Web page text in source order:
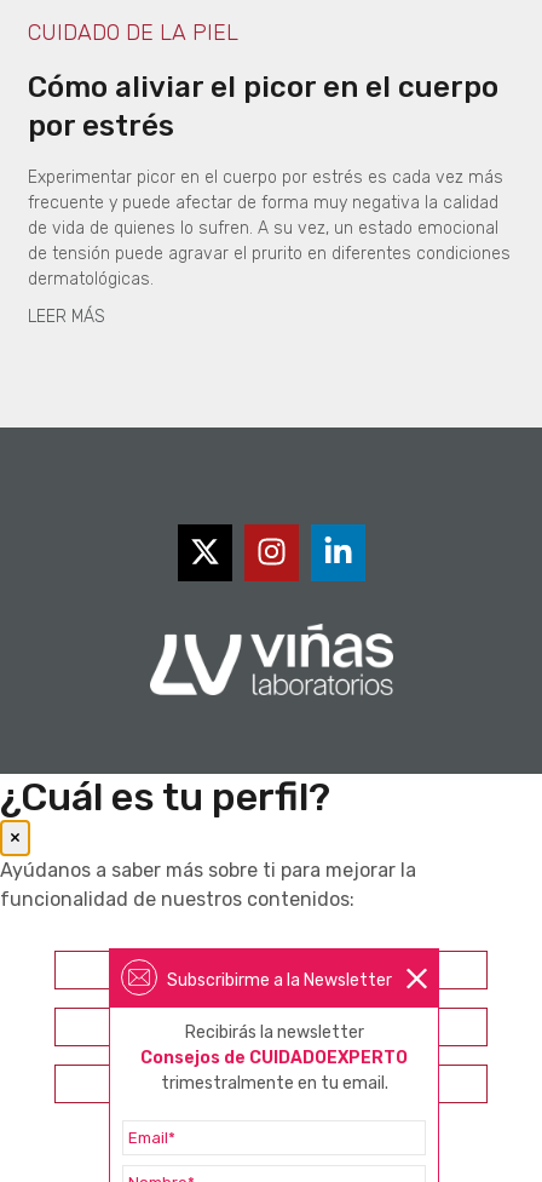
CUIDADO DE LA PIEL
Cómo aliviar el picor en el cuerpo
por estrés
Experimentar picor en el cuerpo por estrés es cada vez más
frecuente y puede afectar de forma muy negativa la calidad
de vida de quienes lo sufren. A su vez, un estado emocional
de tensión puede agravar el prurito en diferentes condiciones
dermatológicas.
LEER MÁS
Subscribirme a la Newsletter
Recibirás la newsletter
Consejos de CUIDADOEXPERTO
trimestralmente en tu email.
¿Cuál es tu perfil?
×
Ayúdanos a saber más sobre ti para mejorar la
funcionalidad de nuestros contenidos:
Farmacéutico
Otros profesionales sanitarios
Consumidor